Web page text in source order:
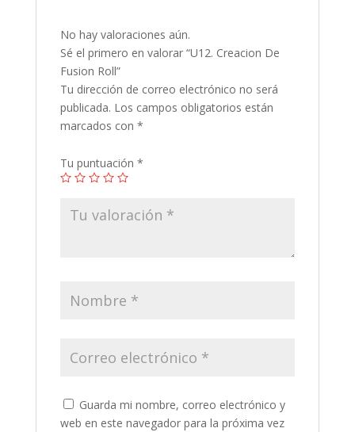
No hay valoraciones aún.
Sé el primero en valorar “U12. Creacion De
Fusion Roll”
Tu dirección de correo electrónico no será
publicada. Los campos obligatorios están
marcados con *
Tu puntuación *
Guarda mi nombre, correo electrónico y
web en este navegador para la próxima vez